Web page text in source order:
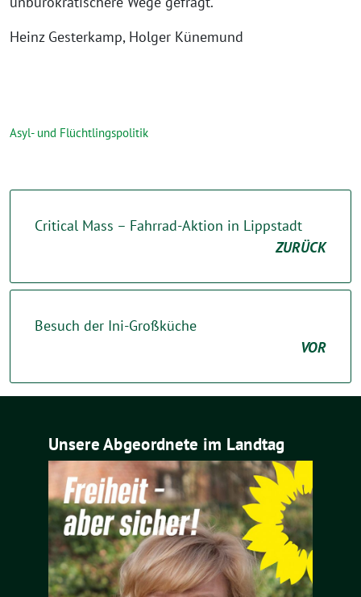
Heinz Gesterkamp, Holger Künemund
Asyl- und Flüchtlingspolitik
Critical Mass – Fahrrad-Aktion in Lippstadt
ZURÜCK
Besuch der Ini-Großküche
VOR
Unsere Abgeordnete im Landtag